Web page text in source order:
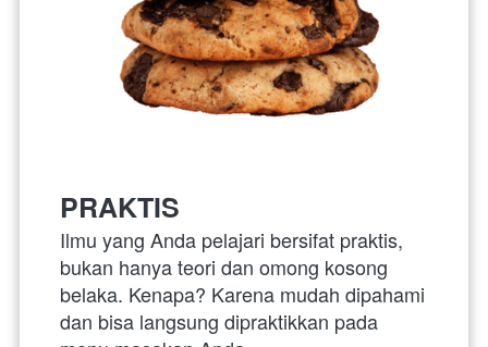
PRAKTIS
Ilmu yang Anda pelajari bersifat praktis,
bukan hanya teori dan omong kosong
belaka. Kenapa? Karena mudah dipahami
dan bisa langsung dipraktikkan pada